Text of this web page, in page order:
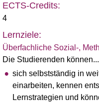
ECTS-Credits:
4
Lernziele:
Überfachliche Sozial-,
Die Studierenden können...
sich selbstständig in
einarbeiten, kennen
Lernstrategien und